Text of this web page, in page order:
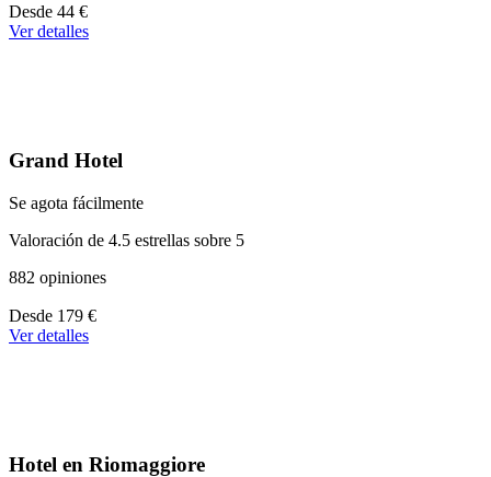
A
partir
Desde 44 €
Ver detalles
Grand Hotel
Se agota fácilmente
Valoración de 4.5 estrellas sobre 5
882 opiniones
A
partir
Desde 179 €
Ver detalles
Hotel en Riomaggiore